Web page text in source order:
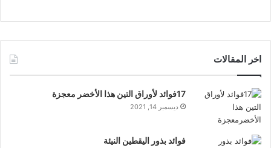
اخر المقالات
17فوائد لأوراق التين هذا الأخضر معجزة
ديسمبر 14, 2021
فوائد بذور اليقطين النيئة